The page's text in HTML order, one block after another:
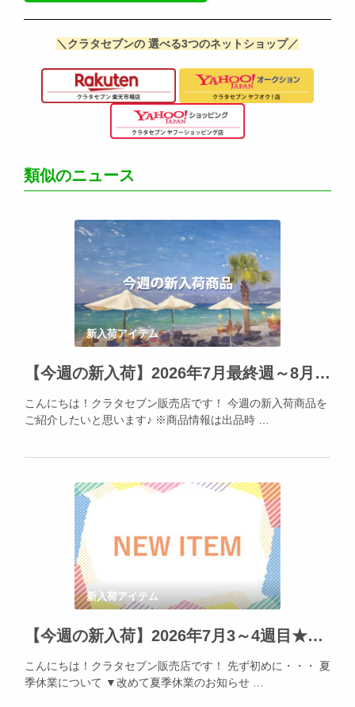
＼クラタセブンの 選べる3つのネットショップ／
類似のニュース
新入荷アイテム
【今週の新入荷】2026年7月最終週～8月1日★Apple製品の人気を再確認！
こんにちは！クラタセブン販売店です！ 今週の新入荷商品を
ご紹介したいと思います♪ ※商品情報は出品時 …
新入荷アイテム
【今週の新入荷】2026年7月3～4週目★そろそろ催事準備が始まります！
こんにちは！クラタセブン販売店です！ 先ず初めに・・・ 夏
季休業について ▼改めて夏季休業のお知らせ …